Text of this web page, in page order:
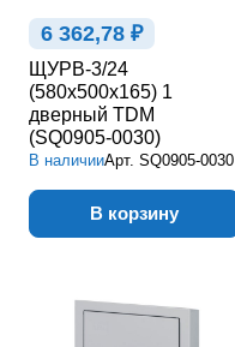
6 362,78 ₽
ЩУРВ-3/24
(580х500х165) 1
дверный TDM
(SQ0905-0030)
В наличииАрт. SQ0905-0030
В корзину